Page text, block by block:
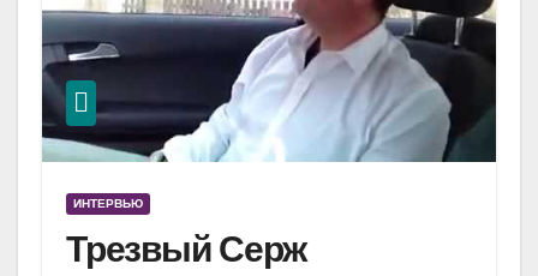
ИНТЕРВЬЮ
Трезвый Серж